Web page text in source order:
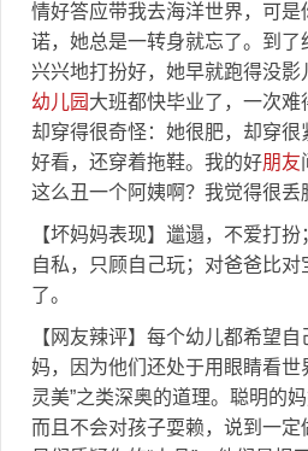
情好答应带我去海洋世界，可是
诺，她总是一转身就忘了。到了
兴兴地打扮好，她早就跑得没
幼儿园 大班都快毕业了，一次
却穿得很奇怪：她很肥，却穿
好看，还穿着拖鞋。我的好朋友
这么丑一个阿姨啊？我觉得很丢
【坏妈妈表现】邋遢，不爱打扮
自私，只顾自己玩；对爸爸比
了。
【网友辣评】每个幼儿都希望
妈，因为他们还处于用眼睛看世
灵美”之类深奥的道理。聪明的
而且不会对孩子耍赖，说到一